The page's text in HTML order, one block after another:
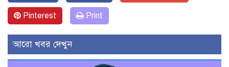
Pinterest Print
আরো খবর দেখুন